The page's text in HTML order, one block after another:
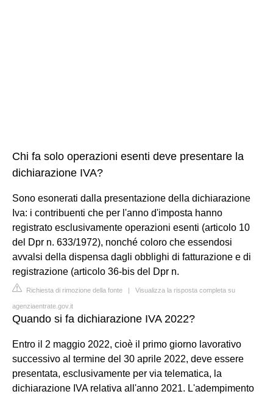
Chi fa solo operazioni esenti deve presentare la
dichiarazione IVA?
Sono esonerati dalla presentazione della dichiarazione
Iva: i contribuenti che per l'anno d'imposta hanno
registrato esclusivamente operazioni esenti (articolo 10
del Dpr n. 633/1972), nonché coloro che essendosi
avvalsi della dispensa dagli obblighi di fatturazione e di
registrazione (articolo 36-bis del Dpr n.
Richiesta di rimozione della fonte | Visualizza la risposta completa su
agenziaentrate.gov.it
Quando si fa dichiarazione IVA 2022?
Entro il 2 maggio 2022, cioè il primo giorno lavorativo
successivo al termine del 30 aprile 2022, deve essere
presentata, esclusivamente per via telematica, la
dichiarazione IVA relativa all'anno 2021. L'adempimento